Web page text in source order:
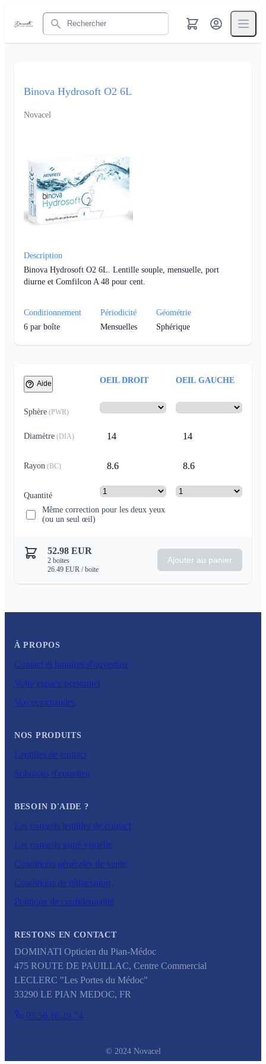
Rechercher
Binova Hydrosoft O2 6L
Novacel
Description
Binova Hydrosoft O2 6L. Lentille souple, mensuelle, port
diurne et Comfilcon A 48 pour cent.
Conditionnement
6 par boîte
Périodicité
Mensuelles
Géométrie
Sphérique
Aide OEIL DROIT OEIL GAUCHE
Sphère (PWR)
Diamètre (DIA) 14 14
Rayon (BC) 8.6 8.6
Quantité
Même correction pour les deux yeux
(ou un seul œil)
52.98 EUR
2 boites
26.49 EUR / boite
Ajouter au panier
À PROPOS
Contact et horaires d'ouverture
Votre espace personnel
Vos commandes
NOS PRODUITS
Lentilles de contact
Solutions d'entretien
BESOIN D'AIDE ?
Les conseils lentilles de contact
Les conseils santé visuelle
Conditions générales de vente
Conditions de rétractation
Politique de confidentialité
RESTONS EN CONTACT
DOMINATI Opticien du Pian-Médoc
475 ROUTE DE PAUILLAC, Centre Commercial
LECLERC "Les Portes du Médoc"
33290 LE PIAN MEDOC, FR
05.56.16.29.74
© 2024 Novacel